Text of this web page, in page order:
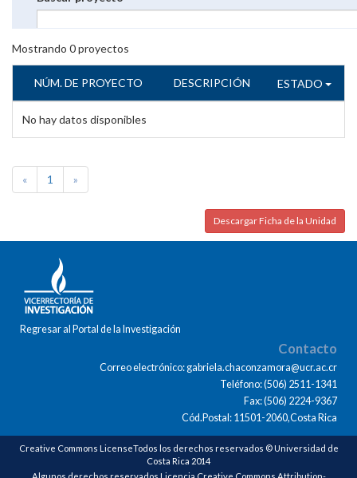
Mostrando 0proyectos
NÚM. DE PROYECTO DESCRIPCIÓN ESTADO
No hay datos disponibles
« 1 »
Descargar Ficha de la Unidad
Regresar al Portal de la Investigación
Contacto
Correo electrónico: gabriela.chaconzamora@ucr.ac.cr
Teléfono: (506) 2511-1341
Fax: (506) 2224-9367
Cód.Postal: 11501-2060,Costa Rica
Creative Commons LicenseTodos los derechos reservados © Universidad de
Costa Rica 2014